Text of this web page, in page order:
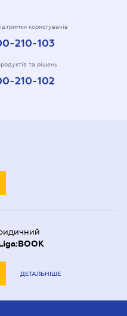
користувачів
210-103
та рішень
210-102
ДЕТАЛЬНІШЕ